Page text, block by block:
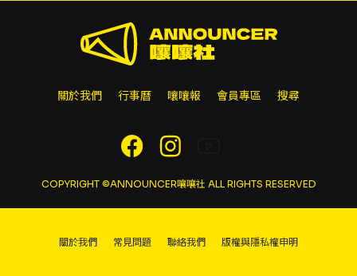
關於我們 行事曆 嚷嚷報 會員專區 搜尋
COPYRIGHT ©ANNOUNCER嚷嚷社 ALL RIGHTS RESERVED
關於我們 常見問題 聯絡我們 版權與隱私權申明